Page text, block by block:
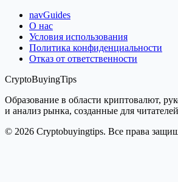
navGuides
О нас
Условия использования
Политика конфиденциальности
Отказ от ответственности
CryptoBuyingTips
Образование в области криптовалют,
и анализ рынка, созданные для
© 2026 Cryptobuyingtips. Все права